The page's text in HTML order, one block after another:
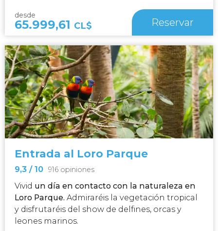
desde
65.999,61 CL$ Reservar
Entrada al Loro Parque
9,3 / 10 916 opiniones
Vivid un día en contacto con la naturaleza en
Loro Parque. Admiraréis la vegetación tropical
y disfrutaréis del show de delfines, orcas y
leones marinos.